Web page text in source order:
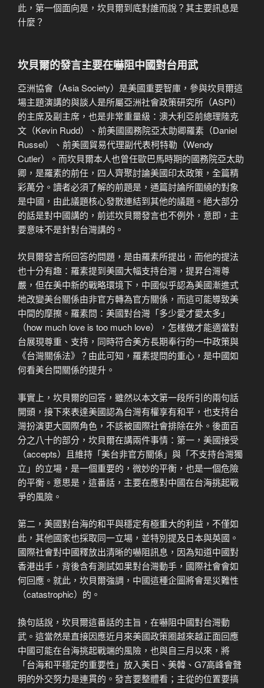
此，第一個面向是，坎貝爾到底對誰而說？其主要訊息是
什麼？
坎貝爾的發言主要在嚇阻中國對台用武
亞洲協會（Asia Society）是美國重要智庫，參與坎貝爾這
場主題演講的與談人是所屬亞洲社會政策研究所（ASPI）
的主席及副主席，也是非常重量級：澳大利亞前總理陸克
文（Kevin Rudd）、前美國國務院亞太助卿羅素（Daniel
Russel）、前美國貿易代理副代表柯特勒（Wendy
Cutler）。而坎貝爾本人也曾任歐巴馬時期的國務院亞太助
卿，是羅素的前任，四人齊聚討論美國印太政策，全篇精
彩萬分。讀者必須了解的前題是，通篇討論所圍繞的對象
是中國，由此議題核心發散連結到其他的議題。絕大部分
的話是對中國講的，前述坎貝爾發言也不例外，意即，主
要意味不是針對台灣講的。
坎貝爾發言所回答的問題，是由羅素所提出，而他的提法
也十分有趣：羅素提到美國大幅支持台灣，提昇台灣尊
嚴，但在美中新的戰略環境下，中國似乎認為美國漸進式
地改變美台關係由非官方轉為官方關係，而這可能導致美
中間的摩擦。羅素問：美國對台灣「多少愛才愛太多」
（how much love is too much love），怎樣做才能適當對
台展現尊重、支持，同時符合美方長期奉行的一中政策與
《台灣關係法》？由此可知，羅素提問的重心，是中國如
何看美台間關係的提升。
事實上，坎貝爾的回答，雖然以本文第一段所引的兩句話
開頭，接下來表達美國認為台灣有權享有和平，也支持台
灣扮演更大國際角色，不該被國際社會排除在外。後面百
分之八十的部分，坎貝爾在講兩件事情：第一，美國接受
（accepts）且維持「美台非官方關係」與「不支持台灣獨
立」的立場，是一個重要的，微妙的平衡，也是一個危險
的平衡。意思是，這番話，主要在應對中國在台海挑起戰
爭的風險。
第二，美國對台海的和平與穩定有極重大的利益，不僅如
此，其他國家也採取同一立場，並特別提及日本與英國。
國際社會對中國釋放出清晰的嚇阻訊息，因為知道中國對
香港出手，背後含有測試如果對台灣動手，國際社會會如
何回應。就此，坎貝爾強調，中國這種企圖將會是災難性
（catastrophic）的。
換句話說，坎貝爾這番話的主旨，在嚇阻中國對台灣動
武。這當然是直接因應近月來美國政策圈越來越正面回應
中國可能在台海挑起戰端的風險，也與自三月以來，將
「台海和平穩定的重要性」放入美日、美韓、G7高峰會聲
明的外交努力是連貫的。發言要整體看；主從的位置要搞